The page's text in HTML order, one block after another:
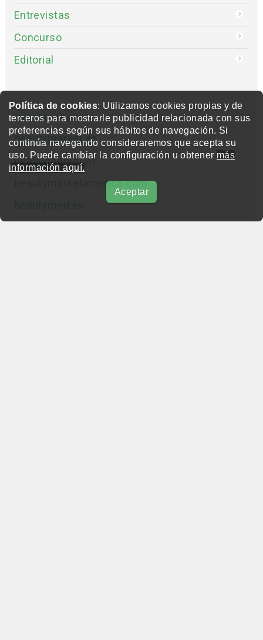
Política de cookies: Utilizamos cookies propias y de
terceros para mostrarle publicidad relacionada con sus
preferencias según sus hábitos de navegación. Si
continúa navegando consideraremos que acepta su
uso. Puede cambiar la configuración u obtener más
información aquí.
Aceptar
Entrevistas
Concurso
Editorial
Otras webs del grupo
beautymarket.es
beautymarket.pt
beautymarketamerica.com